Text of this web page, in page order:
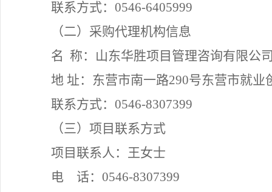
联系方式： 0546-6405999
（二） 采购代理机构信息
名 称： 山东华胜项目管理咨询有限公
地 址： 东营市南一路290号东营市就
联系方式： 0546-8307399
（三） 项目联系方式
项目联系人： 王女士
电 话： 0546-8307399